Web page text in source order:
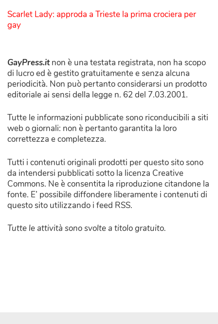
Scarlet Lady: approda a Trieste la prima crociera per
gay
GayPress.itnon è una testata registrata, non ha scopo
di lucro ed è gestito gratuitamente e senza alcuna
periodicità. Non può pertanto considerarsi un prodotto
editoriale ai sensi della legge n. 62 del 7.03.2001.
Tutte le informazioni pubblicate sono riconducibili a siti
web o giornali: non è pertanto garantita la loro
correttezza e completezza.
Tutti i contenuti originali prodotti per questo sito sono
da intendersi pubblicati sotto la licenza Creative
Commons. Ne è consentita la riproduzione citandone la
fonte. E’ possibile diffondere liberamente i contenuti di
questo sito utilizzando i feed RSS.
Tutte le attività sono svolte a titolo gratuito.